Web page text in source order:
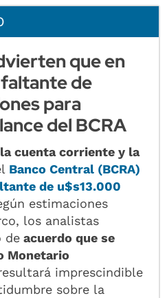
que en
de
para
del BCRA
cuenta corriente y la
Banco Central (BCRA)
de u$s13.000
estimaciones
los analistas
de acuerdo que se
Monetario
imprescindible
sobre la